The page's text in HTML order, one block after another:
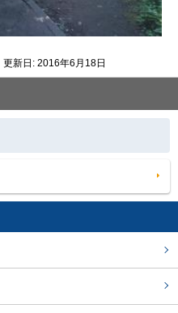
更新日: 2016年6月18日